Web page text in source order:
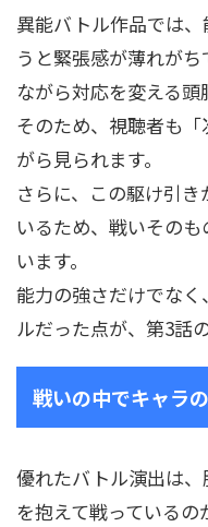
異能バトル作品では
うと緊張感が薄れが
ながら対応を変える頭
そのため、視聴者も
がら見られます。
さらに、この駆け引
いるため、戦いその
います。
能力の強さだけでな
ルだった点が、第3話
戦いの中でキャラ
優れたバトル演出は
を抱えて戦っているの